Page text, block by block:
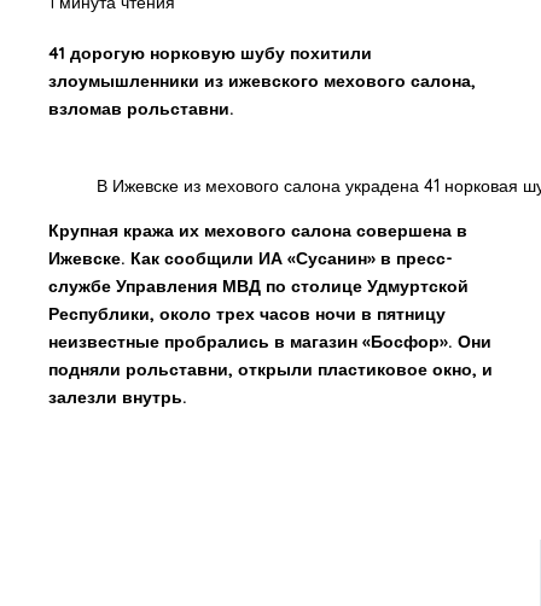
41 дорогую норковую шубу похитили
злоумышленники из ижевского мехового салона,
взломав рольставни.
В Ижевске из мехового салона украдена 41 норковая
Крупная кража их мехового салона совершена в
Ижевске. Как сообщили ИА «Сусанин» в пресс-
службе Управления МВД по столице Удмуртской
Республики, около трех часов ночи в пятницу
неизвестные пробрались в магазин «Босфор». Они
подняли рольставни, открыли пластиковое окно, и
залезли внутрь.